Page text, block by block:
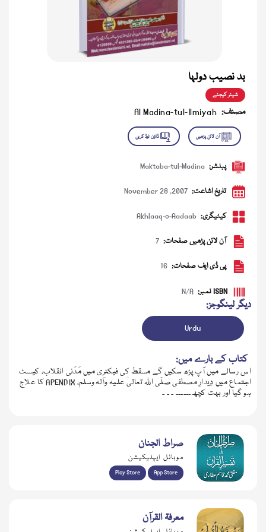
بد نصیب دولہا
شیئر کیجئے
مصنف: Al Madina-tul-Ilmiyah
پبلشر: Maktaba-tul-Madina
تاریخ اشاعت: November 28 ,2007
کیٹیگری: Akhlaaq-o-Aadaab
آن لائن پڑھیں صفحات: 7
پی ڈی ایف صفحات: 16
ISBN نمبر: N/A
دیگر لینگوجز:
Urdu
کتاب کے بارے میں:
اس رسالے میں آپ پڑھ سکیں گے مسقط کی فیکٹری میں مَدَنی انقلاب، کیسٹ
اجتماع میں دِیدارِ مصطفی صلّی اللہ تعالیٰ علیہ وآلہ وسلم، APENDIX کا علاج
ہو گیا اور بہت کچھ۔۔۔۔۔۔ ۔ ۔ ۔
صراط الجنان
موبائل ایپلیکیشن
Play Store App Store
معرفۃ القرآن